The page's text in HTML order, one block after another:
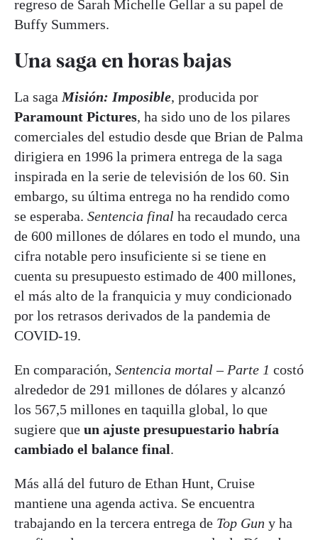
regreso de Sarah Michelle Gellar a su papel de
Buffy Summers.
Una saga en horas bajas
La saga Misión: Imposible, producida por
Paramount Pictures, ha sido uno de los pilares
comerciales del estudio desde que Brian de Palma
dirigiera en 1996 la primera entrega de la saga
inspirada en la serie de televisión de los 60. Sin
embargo, su última entrega no ha rendido como
se esperaba. Sentencia final ha recaudado cerca
de 600 millones de dólares en todo el mundo, una
cifra notable pero insuficiente si se tiene en
cuenta su presupuesto estimado de 400 millones,
el más alto de la franquicia y muy condicionado
por los retrasos derivados de la pandemia de
COVID-19.
En comparación, Sentencia mortal – Parte 1 costó
alrededor de 291 millones de dólares y alcanzó
los 567,5 millones en taquilla global, lo que
sugiere que un ajuste presupuestario habría
cambiado el balance final.
Más allá del futuro de Ethan Hunt, Cruise
mantiene una agenda activa. Se encuentra
trabajando en la tercera entrega de Top Gun y ha